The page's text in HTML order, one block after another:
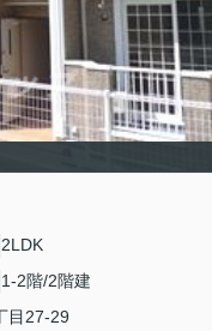
2LDK
1-2階/2階建
目27-29